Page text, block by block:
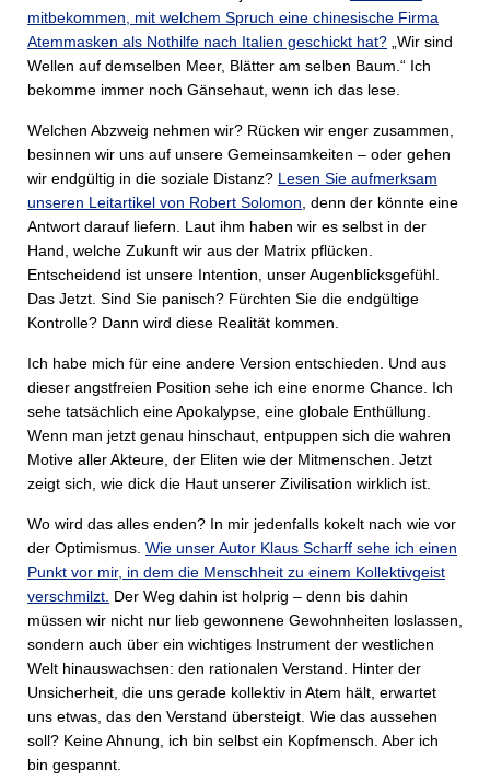
mitbekommen, mit welchem Spruch eine chinesische Firma
Atemmasken als Nothilfe nach Italien geschickt hat? „Wir sind
Wellen auf demselben Meer, Blätter am selben Baum.“ Ich
bekomme immer noch Gänsehaut, wenn ich das lese.
Welchen Abzweig nehmen wir? Rücken wir enger zusammen,
besinnen wir uns auf unsere Gemeinsamkeiten – oder gehen
wir endgültig in die soziale Distanz? Lesen Sie aufmerksam
unseren Leitartikel von Robert Solomon , denn der könnte eine
Antwort darauf liefern. Laut ihm haben wir es selbst in der
Hand, welche Zukunft wir aus der Matrix pflücken.
Entscheidend ist unsere Intention, unser Augenblicksgefühl.
Das Jetzt. Sind Sie panisch? Fürchten Sie die endgültige
Kontrolle? Dann wird diese Realität kommen.
Ich habe mich für eine andere Version entschieden. Und aus
dieser angstfreien Position sehe ich eine enorme Chance. Ich
sehe tatsächlich eine Apokalypse, eine globale Enthüllung.
Wenn man jetzt genau hinschaut, entpuppen sich die wahren
Motive aller Akteure, der Eliten wie der Mitmenschen. Jetzt
zeigt sich, wie dick die Haut unserer Zivilisation wirklich ist.
Wo wird das alles enden? In mir jedenfalls kokelt nach wie vor
der Optimismus. Wie unser Autor Klaus Scharff sehe ich einen
Punkt vor mir, in dem die Menschheit zu einem Kollektivgeist
verschmilzt. Der Weg dahin ist holprig – denn bis dahin
müssen wir nicht nur lieb gewonnene Gewohnheiten loslassen,
sondern auch über ein wichtiges Instrument der westlichen
Welt hinauswachsen: den rationalen Verstand. Hinter der
Unsicherheit, die uns gerade kollektiv in Atem hält, erwartet
uns etwas, das den Verstand übersteigt. Wie das aussehen
soll? Keine Ahnung, ich bin selbst ein Kopfmensch. Aber ich
bin gespannt.